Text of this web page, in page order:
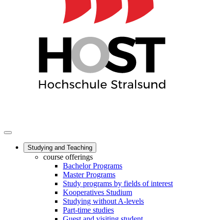
Studying and Teaching
course offerings
Bachelor Programs
Master Programs
Study programs by fields of interest
Kooperatives Studium
Studying without A-levels
Part-time studies